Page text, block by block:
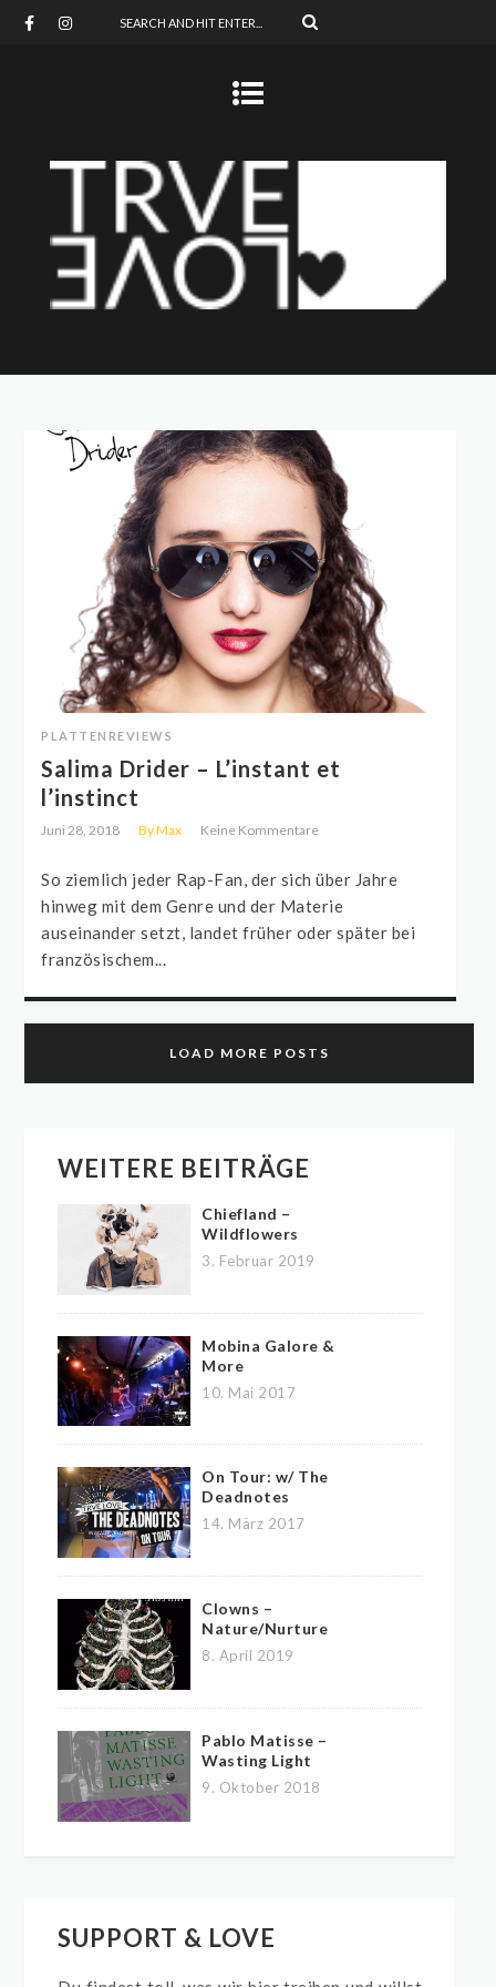
PLATTENREVIEWS
Salima Drider – L’instant et
l’instinct
Juni 28, 2018 By Max Keine Kommentare
So ziemlich jeder Rap-Fan, der sich über Jahre
hinweg mit dem Genre und der Materie
auseinander setzt, landet früher oder später bei
französischem...
LOAD MORE POSTS
WEITERE BEITRÄGE
Chiefland –
Wildflowers
3. Februar 2019
Mobina Galore &
More
10. Mai 2017
On Tour: w/ The
Deadnotes
14. März 2017
Clowns –
Nature/Nurture
8. April 2019
Pablo Matisse –
Wasting Light
9. Oktober 2018
SUPPORT & LOVE